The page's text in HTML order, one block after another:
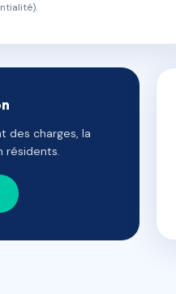
des charges, la
résidents.